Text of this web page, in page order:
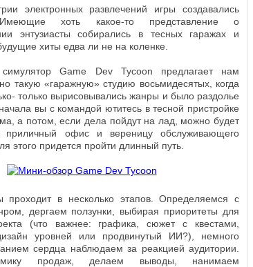
электронных развлечений игры создавались
хоть какое-то представление о
энтузиасты собирались в тесных гаражах и
хиты едва ли не на коленке.
симулятор Game Dev Tycoon предлагает нам
такую «гаражную» студию восьмидесятых, когда
только вырисовывались жанры и было раздолье
вы с командой ютитесь в тесной пристройке
а потом, если дела пойдут на лад, можно будет
приличный офис и вереницу обслуживающего
этого придется пройти длинный путь.
проходит в несколько этапов. Определяемся с
дергаем ползунки, выбирая приоритеты для
(что важнее: графика, сюжет с квестами,
уровней или продвинутый ИИ?), немного
сердца наблюдаем за реакцией аудитории.
продаж, делаем выводы, нанимаем